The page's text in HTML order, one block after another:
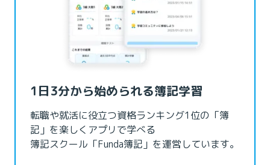
1日3分から始められる簿記学習
転職や就活に役立つ資格ランキング1位の「簿
記」を楽しくアプリで学べる
簿記スクール「Funda簿記」を運営しています。